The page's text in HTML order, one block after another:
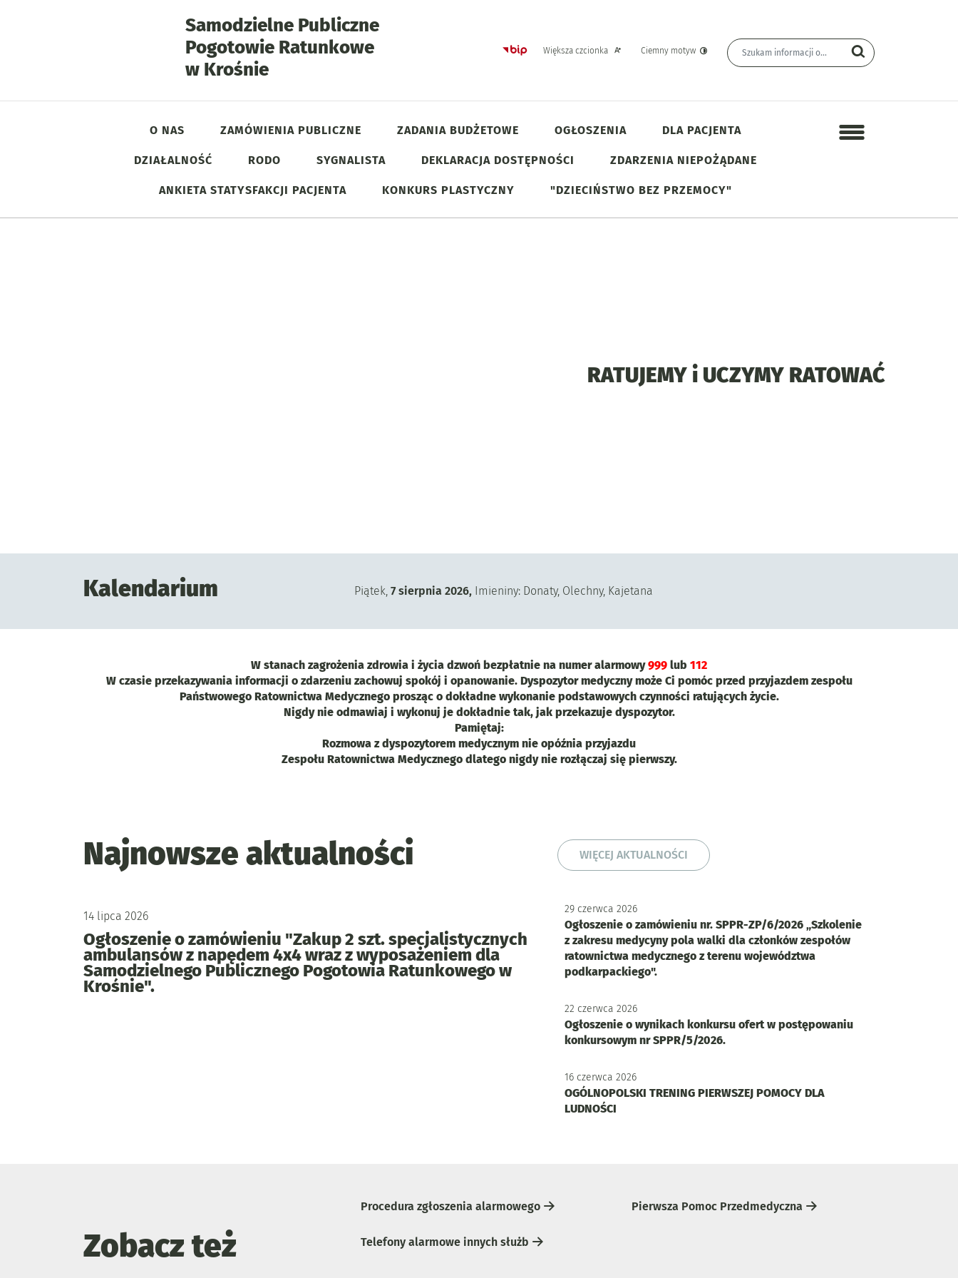
Samodzielne Publiczne
Pogotowie Ratunkowe
w Krośnie- Galeria
Strona główna - Biuletyn Informacji Publicznej
Większa czcionka Ciemny motyw Wyszukiwarka
Wyszukiwana fraza Szukaj
Menu główne
O NAS ZAMÓWIENIA PUBLICZNE ZADANIA BUDŻETOWE OGŁOSZENIA DLA PACJENTA
DZIAŁALNOŚĆ RODO SYGNALISTA DEKLARACJA DOSTĘPNOŚCI ZDARZENIA NIEPOŻĄDANE
ANKIETA STATYSFAKCJI PACJENTA KONKURS PLASTYCZNY "DZIECIŃSTWO BEZ PRZEMOCY"
Menu dodatkowe
RATUJEMY i UCZYMY RATOWAĆ
Kalendarium Piątek, 7 sierpnia 2026, Imieniny: Donaty, Olechny, Kajetana
W stanach zagrożenia zdrowia i życia dzwoń bezpłatnie na numer alarmowy999 lub 112
W czasie przekazywania informacji o zdarzeniu zachowuj spokój i opanowanie. Dyspozytor medyczny może Ci pomóc przed przyjazdem zespołu
Państwowego Ratownictwa Medycznego prosząc o dokładne wykonanie podstawowych czynności ratujących życie.
Nigdy nie odmawiaj i wykonuj je dokładnie tak, jak przekazuje dyspozytor.
Pamiętaj:
Rozmowa z dyspozytorem medycznym nie opóźnia przyjazdu
Zespołu Ratownictwa Medycznego dlatego nigdy nie rozłączaj się pierwszy.
Najnowsze aktualności WIĘCEJ AKTUALNOŚCI
14 lipca 2026
Ogłoszenie o zamówieniu "Zakup 2 szt. specjalistycznych
ambulansów z napędem 4x4 wraz z wyposażeniem dla
Samodzielnego Publicznego Pogotowia Ratunkowego w
Krośnie".
29 czerwca 2026
Ogłoszenie o zamówieniu nr. SPPR-ZP/6/2026 „Szkolenie
z zakresu medycyny pola walki dla członków zespołów
ratownictwa medycznego z terenu województwa
podkarpackiego".
22 czerwca 2026
Ogłoszenie o wynikach konkursu ofert w postępowaniu
konkursowym nr SPPR/5/2026.
16 czerwca 2026
OGÓLNOPOLSKI TRENING PIERWSZEJ POMOCY DLA
LUDNOŚCI
Zobacz też
Procedura zgłoszenia alarmowego Pierwsza Pomoc Przedmedyczna
Telefony alarmowe innych służb